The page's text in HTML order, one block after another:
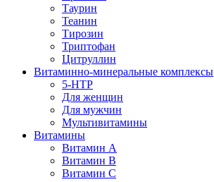
Таурин
Теанин
Тирозин
Триптофан
Цитруллин
Витаминно-минеральные комплексы
5-HTP
Для женщин
Для мужчин
Мультивитамины
Витамины
Витамин A
Витамин B
Витамин C